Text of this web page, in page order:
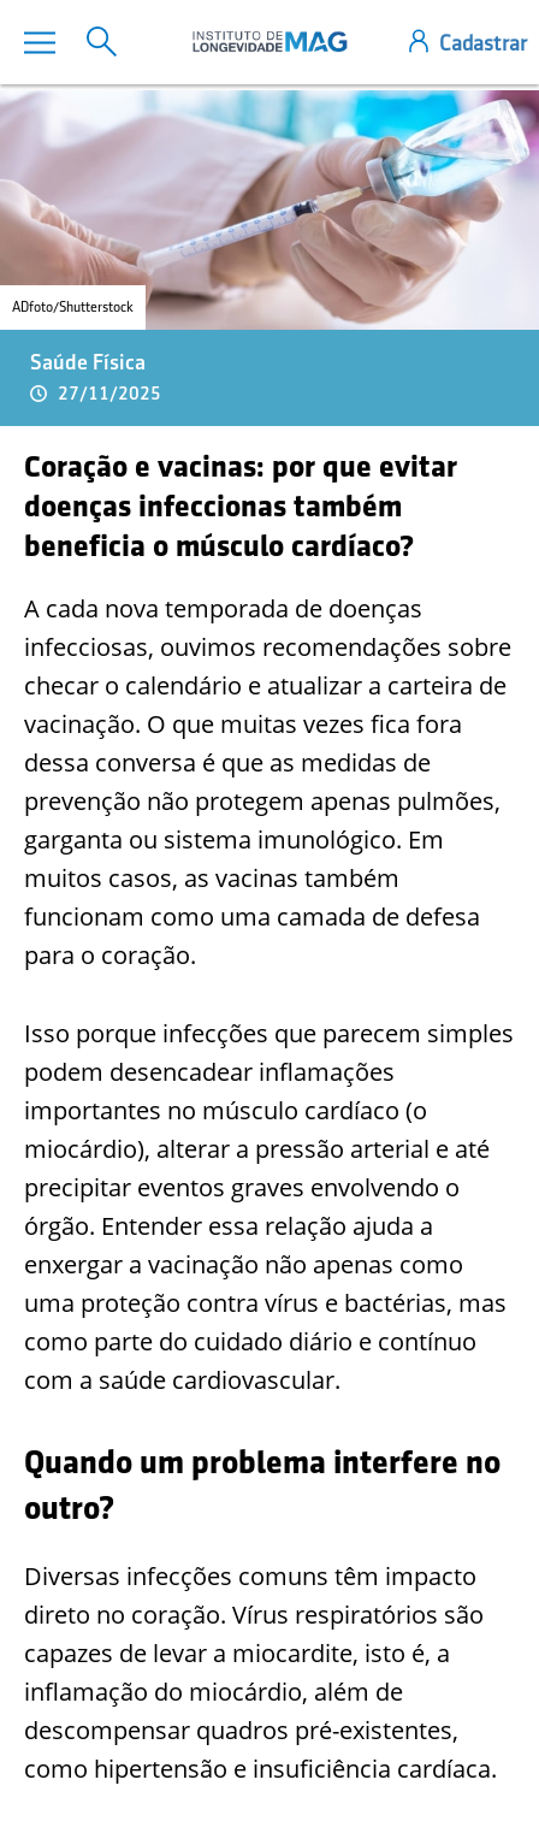
ADfoto/Shutterstock
Saúde Física
27/11/2025
Coração e vacinas: por que evitar
doenças infeccionas também
beneficia o músculo cardíaco?
A cada nova temporada de doenças
infecciosas, ouvimos recomendações sobre
checar o calendário e atualizar a carteira de
vacinação. O que muitas vezes fica fora
dessa conversa é que as medidas de
prevenção não protegem apenas pulmões,
garganta ou sistema imunológico. Em
muitos casos, as vacinas também
funcionam como uma camada de defesa
para o coração.
Isso porque infecções que parecem simples
podem desencadear inflamações
importantes no músculo cardíaco (o
miocárdio), alterar a pressão arterial e até
precipitar eventos graves envolvendo o
órgão. Entender essa relação ajuda a
enxergar a vacinação não apenas como
uma proteção contra vírus e bactérias, mas
como parte do cuidado diário e contínuo
com a saúde cardiovascular.
Quando um problema interfere no
outro?
Diversas infecções comuns têm impacto
direto no coração. Vírus respiratórios são
capazes de levar a miocardite, isto é, a
inflamação do miocárdio, além de
descompensar quadros pré-existentes,
como hipertensão e insuficiência cardíaca.